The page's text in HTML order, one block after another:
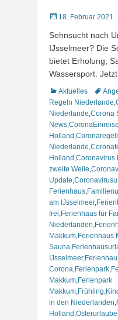
Veröffentlicht
18. Februar 2021
Sehnsucht nach
IJsselmeer? Die
bietet Erholung,
Wassersport.
Kategorien
Aktuelles
Regeln Niederlande,
Niederlande,Corona
News,
Holland ,
Niederlande,
Holland ,Coronavirus
zweite Welle,
Update,
Ferienhaus,
am IJsselmeer,
frei,Ferienhaus für
Niederlanden,
Makkum,Ferienhaus
Sauna,
IJsselmeer,
Corona,Ferienpark,
Makkum,Ferienpark
Makkum,Frühling,
in den Niederlanden,
Holland ,